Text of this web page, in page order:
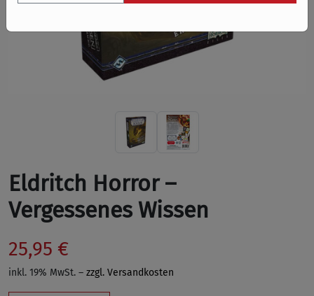
Eldritch Horror –
Vergessenes Wissen
25,95 €
inkl. 19% MwSt. – zzgl. Versandkosten